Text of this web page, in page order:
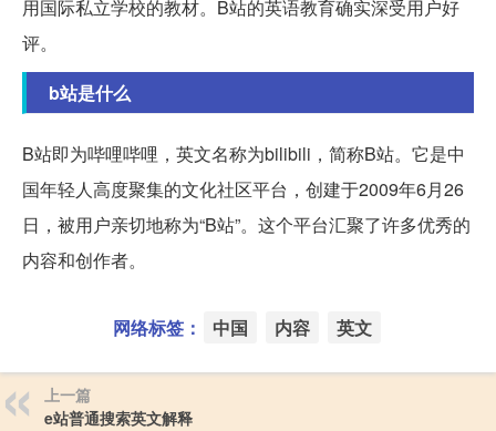
用国际私立学校的教材。B站的英语教育确实深受用户好
评。
b站是什么
B站即为哔哩哔哩，英文名称为bilibili，简称B站。它是中
国年轻人高度聚集的文化社区平台，创建于2009年6月26
日，被用户亲切地称为“B站”。这个平台汇聚了许多优秀的
内容和创作者。
网络标签： 中国 内容 英文
上一篇
e站普通搜索英文解释